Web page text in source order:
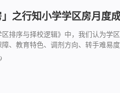
」之行知小学学区房月度
排序与择校逻辑》中，我们认为学
、教育特色、调剂方向、转手难易